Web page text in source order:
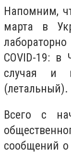
Напомним,
марта в
COVID-19: в
случая и
(летальный).
Всего с
сообщений о